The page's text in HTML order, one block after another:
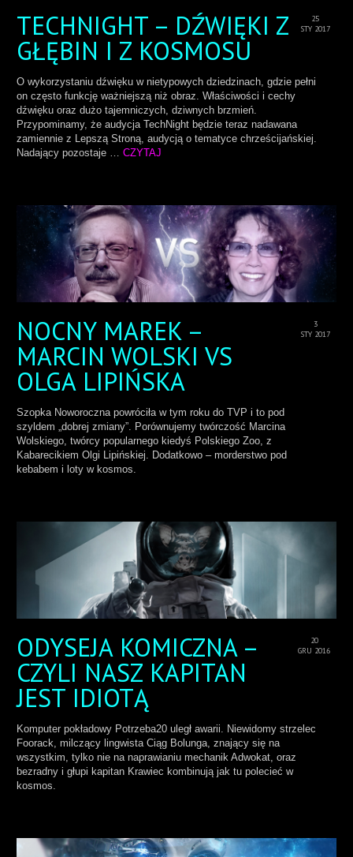
25
STY 2017
TECHNIGHT – DŹWIĘKI Z
GŁĘBIN I Z KOSMOSU
O wykorzystaniu dźwięku w nietypowych dziedzinach, gdzie pełni
on często funkcję ważniejszą niż obraz. Właściwości i cechy
dźwięku oraz dużo tajemniczych, dziwnych brzmień.
Przypominamy, że audycja TechNight będzie teraz nadawana
zamiennie z Lepszą Stroną, audycją o tematyce chrześcijańskiej.
Nadający pozostaje … CZYTAJ
3
STY 2017
NOCNY MAREK –
MARCIN WOLSKI VS
OLGA LIPIŃSKA
Szopka Noworoczna powróciła w tym roku do TVP i to pod
szyldem „dobrej zmiany”. Porównujemy twórczość Marcina
Wolskiego, twórcy popularnego kiedyś Polskiego Zoo, z
Kabarecikiem Olgi Lipińskiej. Dodatkowo – morderstwo pod
kebabem i loty w kosmos.
20
GRU 2016
ODYSEJA KOMICZNA –
CZYLI NASZ KAPITAN
JEST IDIOTĄ
Komputer pokładowy Potrzeba20 uległ awarii. Niewidomy strzelec
Foorack, milczący lingwista Ciąg Bolunga, znający się na
wszystkim, tylko nie na naprawianiu mechanik Adwokat, oraz
bezradny i głupi kapitan Krawiec kombinują jak tu polecieć w
kosmos.